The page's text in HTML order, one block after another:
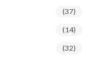
(37)
(14)
(32)